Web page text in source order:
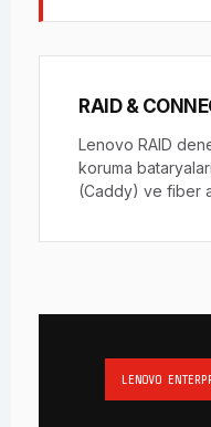
RAID &
Lenovo RAID
koruma
(Caddy) ve fiber
LENOVO